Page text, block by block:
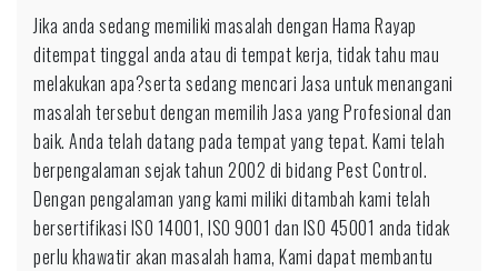
Hama
Rayap
Terbaik
Berkualitas
untuk
daerah
Depok
Jika anda sedang memiliki masalah dengan Hama Rayap
ditempat tinggal anda atau di tempat kerja, tidak tahu mau
melakukan apa?serta sedang mencari Jasa untuk menangani
masalah tersebut dengan memilih Jasa yang Profesional dan
baik. Anda telah datang pada tempat yang tepat. Kami telah
berpengalaman sejak tahun 2002 di bidang Pest Control.
Dengan pengalaman yang kami miliki ditambah kami telah
bersertifikasi ISO 14001, ISO 9001 dan ISO 45001 anda tidak
perlu khawatir akan masalah hama, Kami dapat membantu